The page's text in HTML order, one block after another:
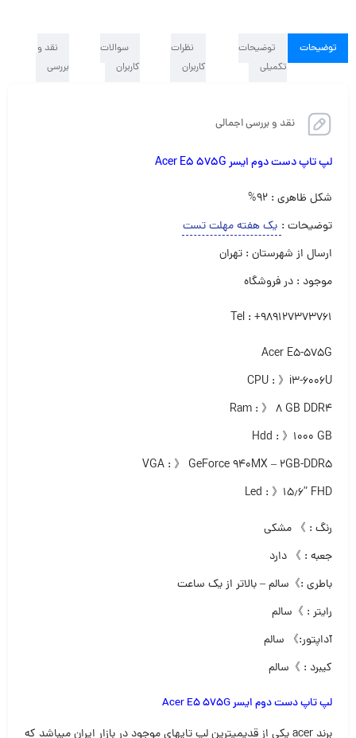
توضیحات
توضیحات
تکمیلی
نظرات
کاربران
سوالات
کاربران
نقد و
بررسی
نقد و بررسی اجمالی
لپ تاپ دست دوم ایسر Acer E5 575G
شکل ظاهری : ۹۲%
توضیحات : یک هفته مهلت تست
ارسال از شهرستان : تهران
موجود : در فروشگاه
Tel : +989127373761
Acer E5-575G
CPU : 》i3-6006U
Ram : 》 ۸ GB DDR4
Hdd : 》۱۰۰۰ GB
VGA : 》 GeForce 940MX – 2GB-DDR5
Led : 》۱۵٫۶” FHD
رنگ : 》 مشکی
جعبه : 》 دارد
باطری :》سالم – بالاتر از یک ساعت
رایتر : 》سالم
آداپتور:》 سالم
کیبرد : 》سالم
لپ تاپ دست دوم ایسر Acer E5 575G